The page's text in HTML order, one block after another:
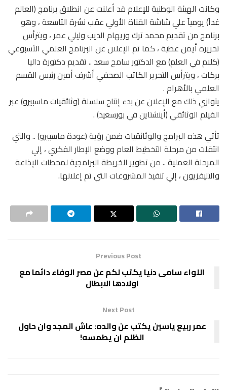
وكانت الهيئة الوطنية للإعلام قد أعلنت عن انطلاق برنامج (العالم
غداً) يومياً علي شاشة القناة الأولي عقب نشرة التاسعة ، وهو
برنامج من تقديم محمد ترك وريهام الديب وليلي عمر ، ويترأس
تحريره أيمن عطية ، كما تم الإعلان عن البرنامج العلمي الأسبوعي
(كلام في العلم) مع الدكتور سامح سعد .. تقديم دكتورة داليا
بركات ، ويترأس التحرير الكاتب الصحفي أشرف أمين رئيس القسم
العلمي بالأهرام .
يتوازي ذلك مع الإعلان عن بدء إنتاج سلسلة (وثائقيات ماسبيرو) عبر
الفيلم الوثائقي (أينشتاين في بورسعيد) .
تأتي هذه البرامج والوثائقيات ضمن رؤية (عودة ماسبيرو) .. والتي
انتقلت من مرحلة التخطيط العام ووضع الإطار الفكري ، إلي
المرحلة العملية .. من تطوير الخريطة البرامجية لمحطات الإذاعة
والتليفزيون ، إلي تنفيذ المشروعات التي تم إعلانها.
Previous Post
اللواء سامى دنيا يكتب لكم عن مصر الوفاء دائما مع
اولادها الابطال
Next Post
عمر ربيع ياسين يكتب عن والده: عاش المجد وان حاول
الظلم ان يطمسه!